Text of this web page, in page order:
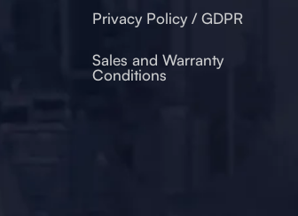
Privacy Policy / GDPR
Sales and Warranty
Conditions